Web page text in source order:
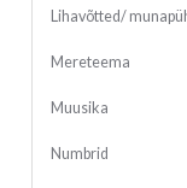
Lihavõtted/
Mereteema
Muusika
Numbrid